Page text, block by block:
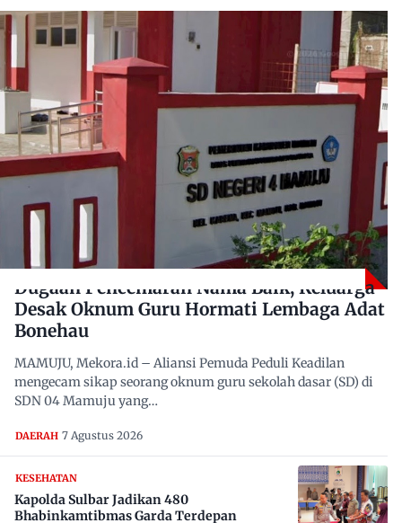
Dugaan Pencemaran Nama Baik, Keluarga
Desak Oknum Guru Hormati Lembaga Adat
Bonehau
MAMUJU, Mekora.id – Aliansi Pemuda Peduli Keadilan
mengecam sikap seorang oknum guru sekolah dasar (SD) di
SDN 04 Mamuju yang…
DAERAH 7 Agustus 2026
KESEHATAN
Kapolda Sulbar Jadikan 480
Bhabinkamtibmas Garda Terdepan